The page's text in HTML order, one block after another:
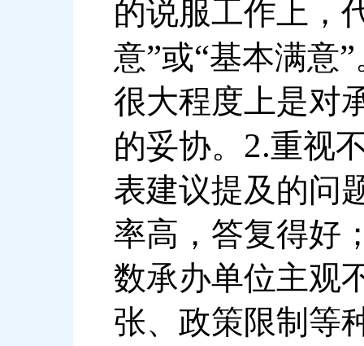
的说服工作上，
意”或“基本满意”
很大程度上是对
的妥协。 2.重视
表建议提及的问
率高，答复得好
数承办单位主观
张、政策限制等